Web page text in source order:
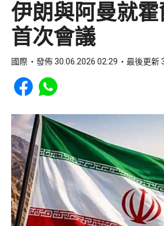
伊朗與阿曼就
首次會議
國際 發佈 30.06.2026 02:29 最後更新
Share to Facebook
Share to WhatsApp